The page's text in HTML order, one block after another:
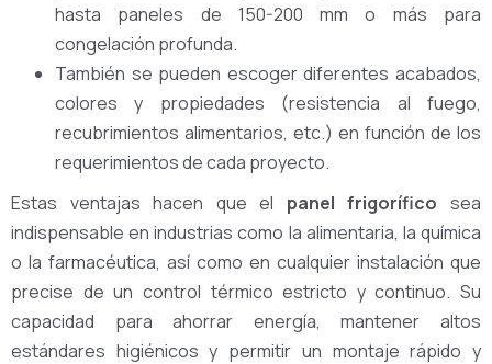
hasta paneles de 150-200 mm o más para
congelación profunda.
También se pueden escoger diferentes acabados,
colores y propiedades (resistencia al fuego,
recubrimientos alimentarios, etc.) en función de los
requerimientos de cada proyecto.
Estas ventajas hacen que el panel frigorífico sea
indispensable en industrias como la alimentaria, la química
o la farmacéutica, así como en cualquier instalación que
precise de un control térmico estricto y continuo. Su
capacidad para ahorrar energía, mantener altos
estándares higiénicos y permitir un montaje rápido y